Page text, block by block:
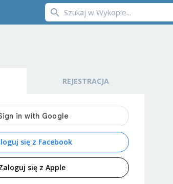
REJESTRACJA
się z Facebook
się z Apple